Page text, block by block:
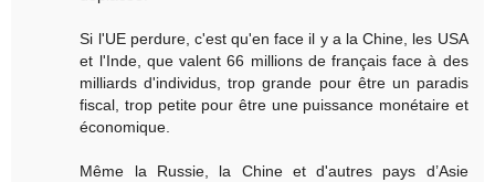
Si l'UE perdure, c'est qu'en face il y a la Chine, les USA
et l'Inde, que valent 66 millions de français face à des
milliards d'individus, trop grande pour être un paradis
fiscal, trop petite pour être une puissance monétaire et
économique.
Même la Russie, la Chine et d'autres pays d’Asie